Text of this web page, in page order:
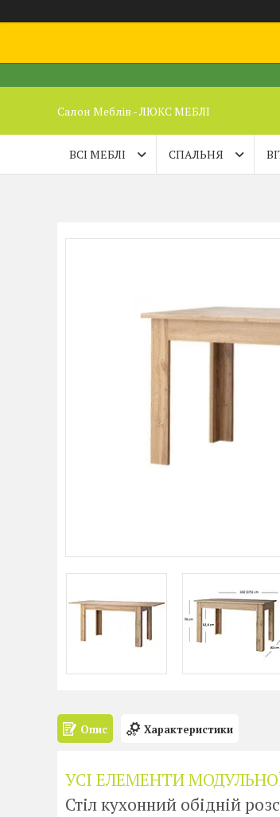
Салон Меблів - ЛЮКС МЕБЛІ
ВСІ МЕБЛІ СПАЛЬНЯ
Опис Характеристики
УСІ ЕЛЕМЕНТИ
Стіл кухонний обідній